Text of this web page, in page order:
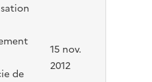
de
15 nov.
2012